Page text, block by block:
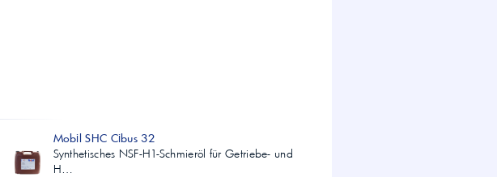
Mobil SHC Cibus 32
Synthetisches NSF-H1-Schmieröl für Getriebe- und
H…